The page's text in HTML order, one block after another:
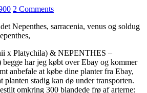
2 Comments
Nepenthes, sarracenia, venus og soldug
x Platychila) & NEPENTHES –
har jeg købt over Ebay og kommer
anbefale at købe dine planter fra Ebay,
planten stadig kan dø under transporten.
omkring 300 blandede frø af arterne: